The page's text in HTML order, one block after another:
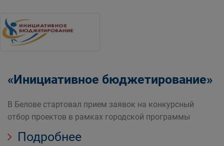
«Инициативное бюджетирование»
В Белове стартовал прием заявок на конкурсный
отбор проектов в рамках городской программы
Подробнее